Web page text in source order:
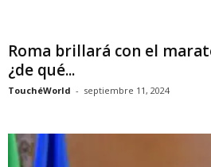
Roma brillará con el
¿de qué...
TouchéWorld - septiembre 11, 2024